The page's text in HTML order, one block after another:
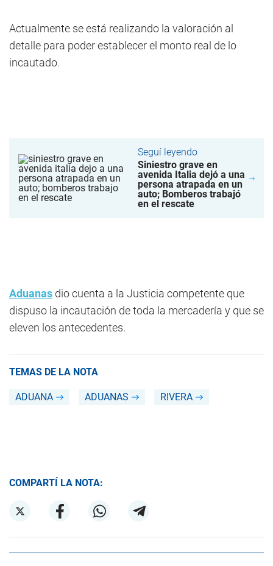
Actualmente se está realizando la valoración al
detalle para poder establecer el monto real de lo
incautado.
Seguí leyendo
Siniestro grave en
avenida Italia dejó a una
persona atrapada en un
auto; Bomberos trabajó
en el rescate
Aduanas dio cuenta a la Justicia competente que
dispuso la incautación de toda la mercadería y que se
eleven los antecedentes.
TEMAS DE LA NOTA
ADUANA ADUANAS RIVERA
COMPARTÍ LA NOTA: